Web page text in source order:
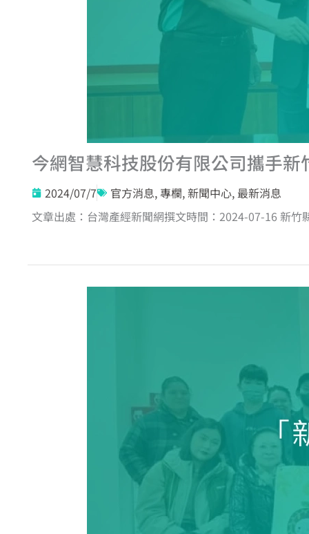
今網智慧科技股份有限公司攜手
2024/07/7 官方消息,專欄,新聞中心,最新消息